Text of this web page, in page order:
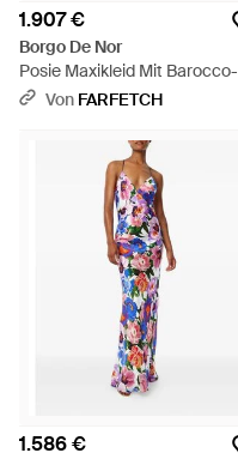
1.907 €
Borgo De Nor
Posie Maxikleid Mit Barocco-
Print - Blau
Von FARFETCH
1.586 €